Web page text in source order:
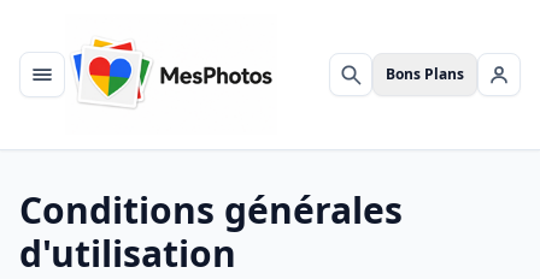
Menu Rechercher
Bons Plans Se
Conditions générales
d'utilisation